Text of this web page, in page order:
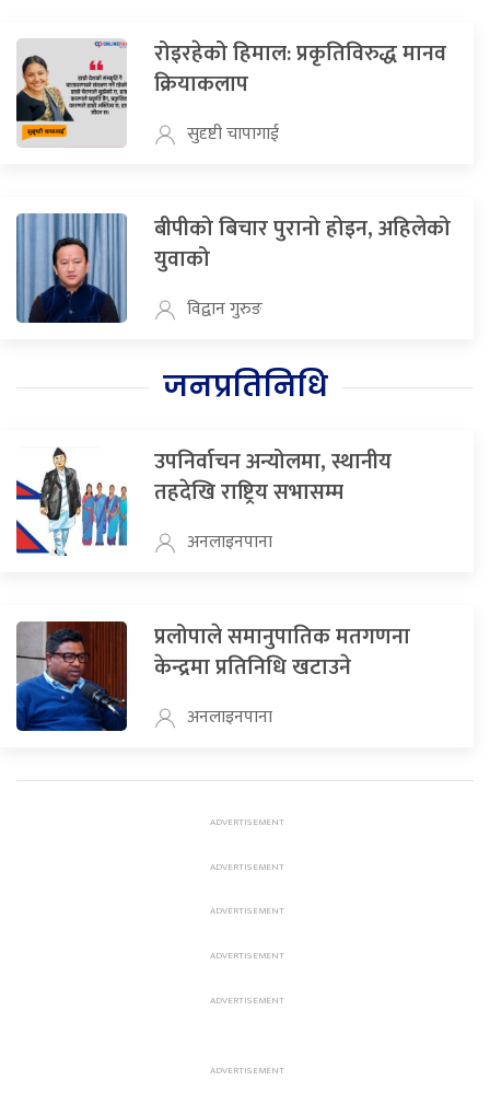
रोइरहेको हिमाल: प्रकृतिविरुद्ध मानव
क्रियाकलाप
सुदृष्टी चापागाई
बीपीको बिचार पुरानो होइन, अहिलेको
युवाको
विद्वान गुरुङ
जनप्रतिनिधि
उपनिर्वाचन अन्योलमा, स्थानीय
तहदेखि राष्ट्रिय सभासम्म
अनलाइनपाना
प्रलोपाले समानुपातिक मतगणना
केन्द्रमा प्रतिनिधि खटाउने
अनलाइनपाना